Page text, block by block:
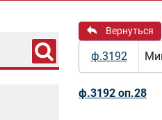
Вернуться
ф.3192
ф.3192 оп.28